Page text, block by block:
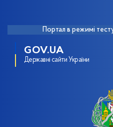
Портал в режимі
GOV.UA
Державні сайти України